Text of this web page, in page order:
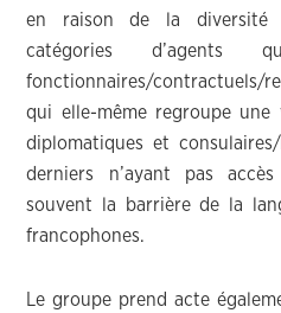
en raison de la diversité
catégories
fonctionnaires/
qui elle-même regroupe une
diplomatiques et
derniers n’ayant pas
souvent la barrière de la
francophones.
Le groupe prend acte